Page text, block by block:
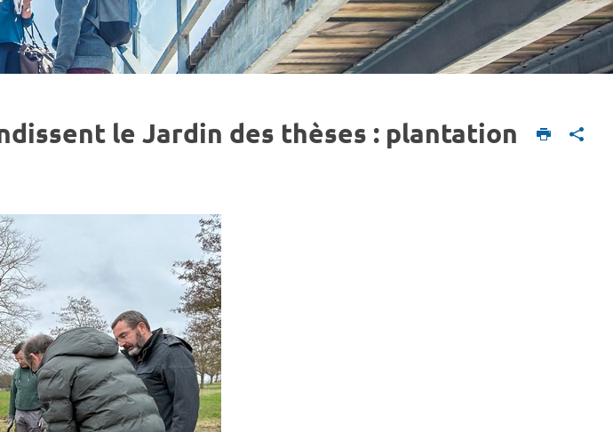
le Jardin des thèses : plantation